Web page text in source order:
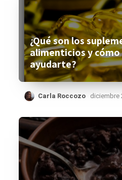
¿Qué son los
alimenticios y cómo
ayudarte?
Carla Roccozo diciembre